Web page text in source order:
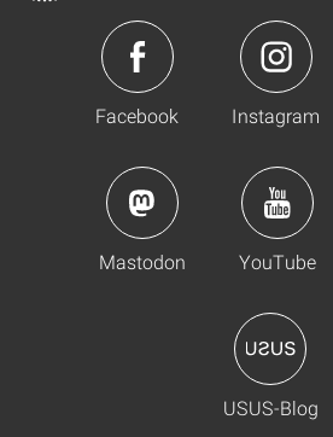
Facebook Instagram
Mastodon YouTube
USUS-Blog